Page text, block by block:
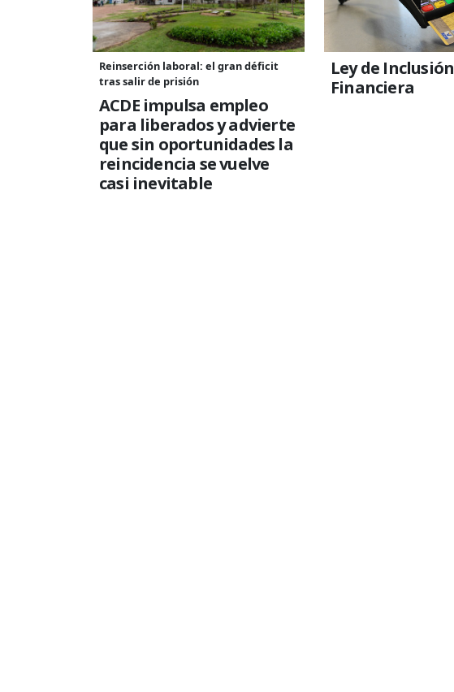
Reinserción laboral: el gran déficit
tras salir de prisión
ACDE impulsa empleo
para liberados y advierte
que sin oportunidades la
reincidencia se vuelve
casi inevitable
Ley de Inclusión
Financiera